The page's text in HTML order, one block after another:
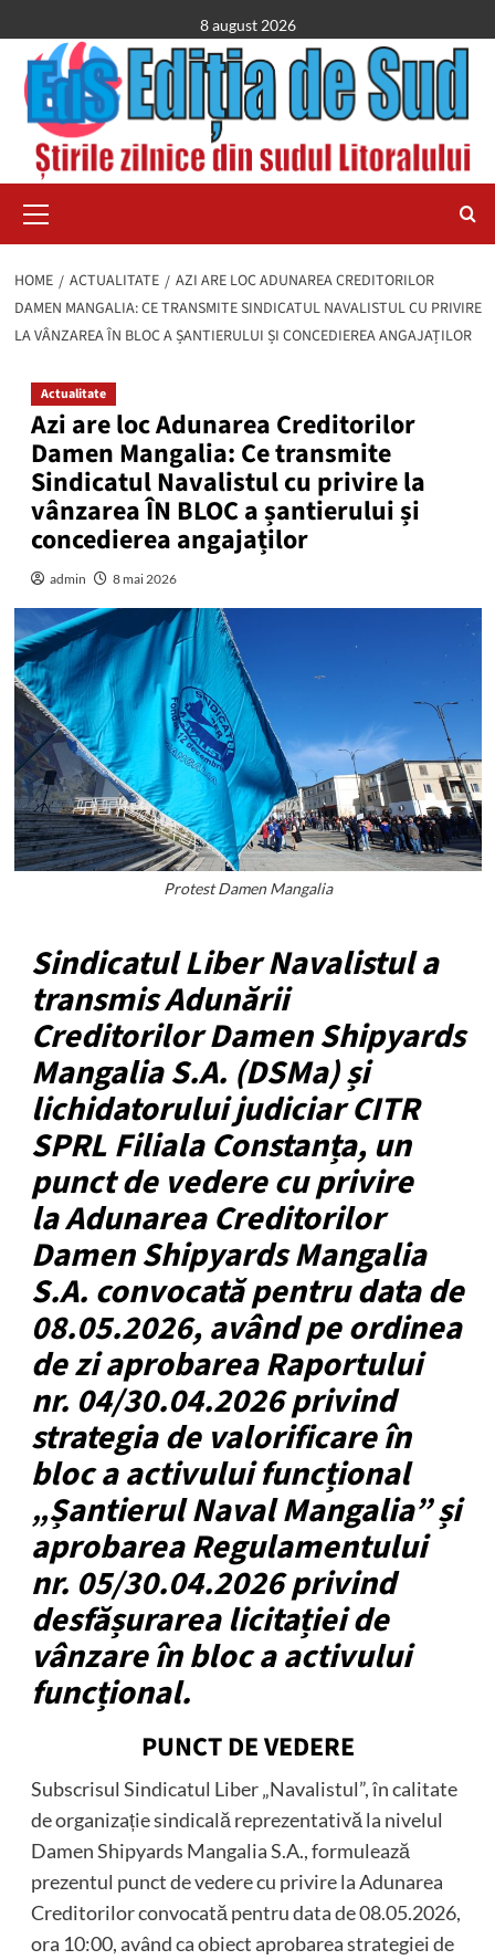
to
content
8 august 2026
Menu
HOME ACTUALITATE
AZI ARE LOC ADUNAREA CREDITORILOR
DAMEN MANGALIA: CE TRANSMITE SINDICATUL NAVALISTUL CU PRIVIRE
LA VÂNZAREA ÎN BLOC A ȘANTIERULUI ȘI CONCEDIEREA ANGAJAȚILOR
Actualitate
Azi are loc Adunarea Creditorilor
Damen Mangalia: Ce transmite
Sindicatul Navalistul cu privire la
vânzarea ÎN BLOC a șantierului și
concedierea angajaților
admin 8 mai 2026
Protest Damen Mangalia
Sindicatul Liber Navalistul a
transmis Adunării
Creditorilor Damen Shipyards
Mangalia S.A. (DSMa) și
lichidatorului judiciar CITR
SPRL Filiala Constanța, un
punct de vedere cu privire
la Adunarea Creditorilor
Damen Shipyards Mangalia
S.A. convocată pentru data de
08.05.2026, având pe ordinea
de zi aprobarea Raportului
nr. 04/30.04.2026 privind
strategia de valorificare în
bloc a activului funcțional
„Șantierul Naval Mangalia” și
aprobarea Regulamentului
nr. 05/30.04.2026 privind
desfășurarea licitației de
vânzare în bloc a activului
funcțional.
PUNCT DE VEDERE
Subscrisul Sindicatul Liber „Navalistul”, în calitate
de organizație sindicală reprezentativă la nivelul
Damen Shipyards Mangalia S.A., formulează
prezentul punct de vedere cu privire la Adunarea
Creditorilor convocată pentru data de 08.05.2026,
ora 10:00, având ca obiect aprobarea strategiei de